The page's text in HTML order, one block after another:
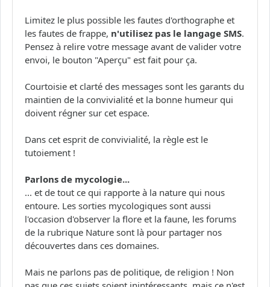
Limitez le plus possible les fautes d'orthographe et
les fautes de frappe, n'utilisez pas le langage SMS.
Pensez à relire votre message avant de valider votre
envoi, le bouton "Aperçu" est fait pour ça.
Courtoisie et clarté des messages sont les garants du
maintien de la convivialité et la bonne humeur qui
doivent régner sur cet espace.
Dans cet esprit de convivialité, la règle est le
tutoiement !
Parlons de mycologie...
... et de tout ce qui rapporte à la nature qui nous
entoure. Les sorties mycologiques sont aussi
l'occasion d'observer la flore et la faune, les forums
de la rubrique Nature sont là pour partager nos
découvertes dans ces domaines.
Mais ne parlons pas de politique, de religion ! Non